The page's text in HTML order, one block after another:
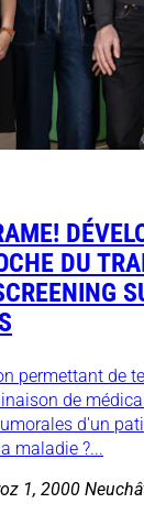
DU
permettant de
de
d'un
maladie ?...
1, 2000